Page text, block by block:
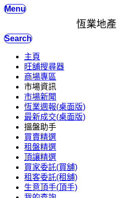
Menu
恆業地產
Search
主頁
旺舖搜尋器
商場專區
市場資訊
市場新聞
恆業週報(桌面版)
最新成交(桌面版)
搵盤助手
買賣精選
租盤精選
頂讓精選
買家委託(買舖)
租客委託(租舖)
生意頂手(頂手)